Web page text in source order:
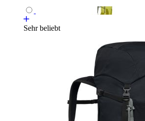
Sehr beliebt